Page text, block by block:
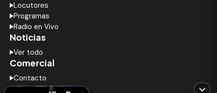
Locutores
Programas
Radio en Vivo
Noticias
Ver todo
Comercial
Contacto
Anúnciate